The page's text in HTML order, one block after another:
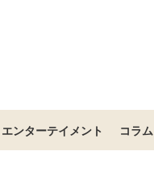
エンターテイメント コラム